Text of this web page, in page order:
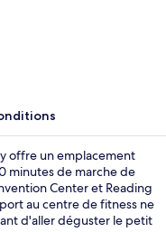
offre un emplacement
minutes de marche de
Center et Reading
au centre de fitness ne
d'aller déguster le petit